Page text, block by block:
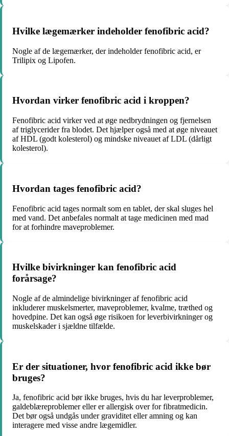
Hvilke lægemærker indeholder fenofibric acid?
Nogle af de lægemærker, der indeholder fenofibric acid, er
Trilipix og Lipofen.
Hvordan virker fenofibric acid i kroppen?
Fenofibric acid virker ved at øge nedbrydningen og fjernelsen
af triglycerider fra blodet. Det hjælper også med at øge niveauet
af HDL (godt kolesterol) og mindske niveauet af LDL (dårligt
kolesterol).
Hvordan tages fenofibric acid?
Fenofibric acid tages normalt som en tablet, der skal sluges hel
med vand. Det anbefales normalt at tage medicinen med mad
for at forhindre maveproblemer.
Hvilke bivirkninger kan fenofibric acid
forårsage?
Nogle af de almindelige bivirkninger af fenofibric acid
inkluderer muskelsmerter, maveproblemer, kvalme, træthed og
hovedpine. Det kan også øge risikoen for leverbivirkninger og
muskelskader i sjældne tilfælde.
Er der situationer, hvor fenofibric acid ikke bør
bruges?
Ja, fenofibric acid bør ikke bruges, hvis du har leverproblemer,
galdeblæreproblemer eller er allergisk over for fibratmedicin.
Det bør også undgås under graviditet eller amning og kan
interagere med visse andre lægemidler.